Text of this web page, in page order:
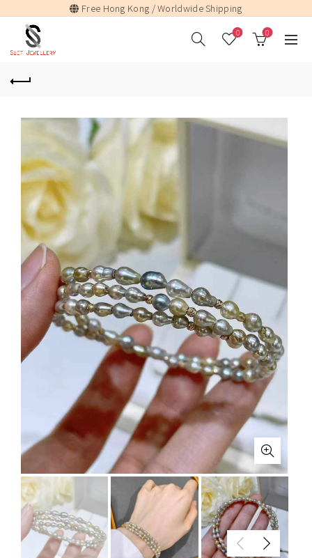
Free Hong Kong / Worldwide Shipping
0 0